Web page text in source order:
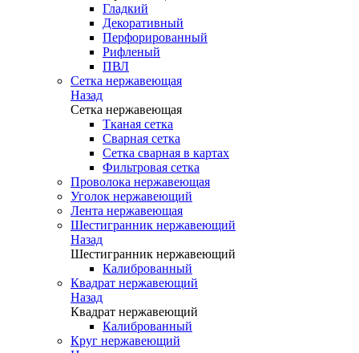
Гладкий
Декоративный
Перфорированный
Рифленый
ПВЛ
Сетка нержавеющая
Назад
Сетка нержавеющая
Тканая сетка
Сварная сетка
Сетка сварная в картах
Фильтровая сетка
Проволока нержавеющая
Уголок нержавеющий
Лента нержавеющая
Шестигранник нержавеющий
Назад
Шестигранник нержавеющий
Калиброванный
Квадрат нержавеющий
Назад
Квадрат нержавеющий
Калиброванный
Круг нержавеющий